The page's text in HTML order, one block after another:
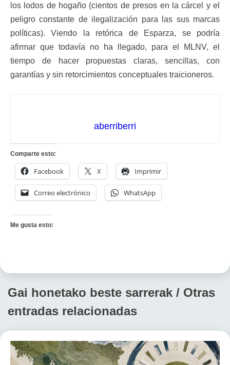
los lodos de hogaño (cientos de presos en la cárcel y el
peligro constante de ilegalización para las sus marcas
políticas). Viendo la retórica de Esparza, se podría
afirmar que todavía no ha llegado, para el MLNV, el
tiempo de hacer propuestas claras, sencillas, con
garantías y sin retorcimientos conceptuales traicioneros.
aberriberri
Comparte esto:
Facebook X Imprimir
Correo electrónico WhatsApp
Me gusta esto:
Gai honetako beste sarrerak / Otras
entradas relacionadas